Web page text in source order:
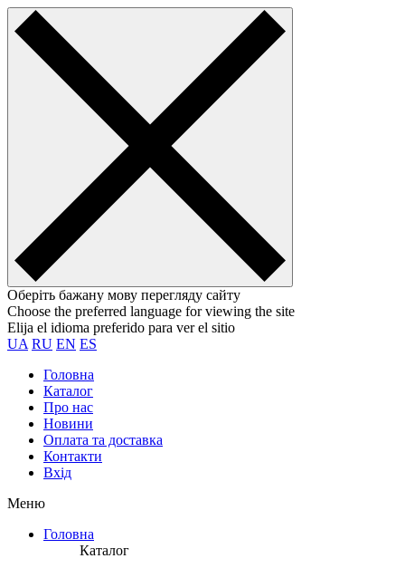
Оберіть бажану мову перегляду сайту
Choose the preferred language for viewing the site
Elija el idioma preferido para ver el sitio
UA RU EN ES
Головна
Каталог
Про нас
Новини
Оплата та доставка
Контакти
Вхiд
Меню
Головна
Каталог